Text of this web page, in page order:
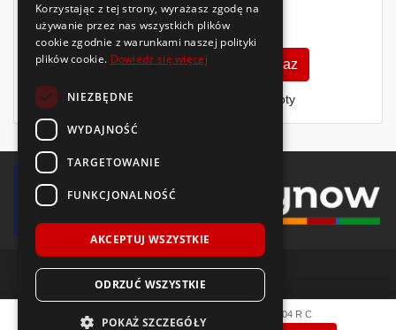
285 zł/szt.
Zobacz szczegóły Kup teraz
Finansowanie dla firm - MŚP i floty
© 2018-2026 Voida.pl. Wszelkie prawa zastrzeżone.
Fortune SnowFun FSR-902 106/104 R C
Korzystając z tej strony, wyrażasz zgodę na
używanie przez nas wszystkich plików
cookie zgodnie z warunkami naszej polityki
plików cookie. Dowiedz się więcej
NIEZBĘDNE
WYDAJNOŚĆ
TARGETOWANIE
FUNKCJONALNOŚĆ
AKCEPTUJ WSZYSTKIE
ODRZUĆ WSZYSTKIE
POKAŻ SZCZEGÓŁY